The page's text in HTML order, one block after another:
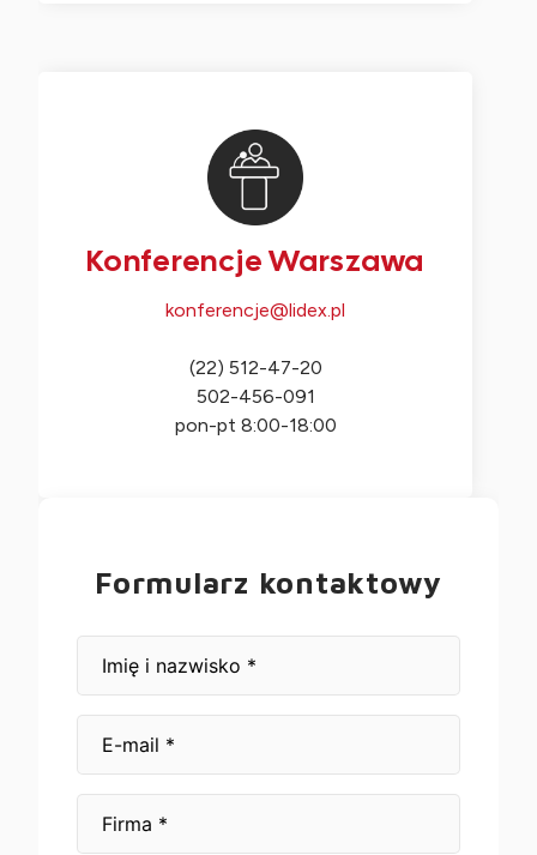
Konferencje Warszawa
konferencje@lidex.pl
(22) 512-47-20
502-456-091
pon-pt 8:00-18:00
Formularz kontaktowy